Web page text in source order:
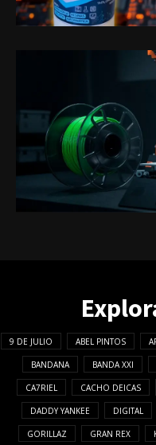
9 DE JULIO ABEL PINTOS
BANDANA BANDA XXI
CA7RIEL CACHO DEICAS
DADDY YANKEE DIGITAL
GORILLAZ GRAN REX